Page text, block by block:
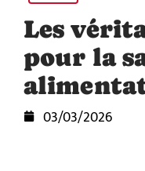
Les
pour la
03/03/2026